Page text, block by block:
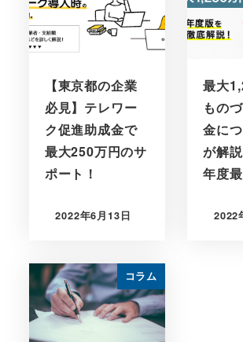
【東京都の企業
必見】テレワー
ク促進助成金で
最大250万円のサ
ポート！
2022年6月13日
最大
もの
金に
が解
年度最
2022
コラム